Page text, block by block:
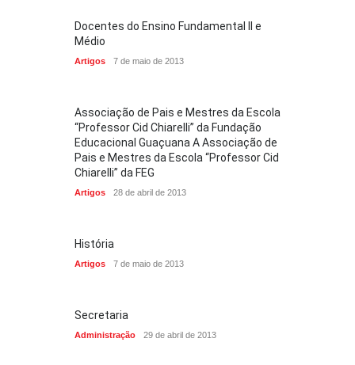
Docentes do Ensino Fundamental II e
Médio
Artigos 7 de maio de 2013
Associação de Pais e Mestres da Escola
“Professor Cid Chiarelli” da Fundação
Educacional Guaçuana A Associação de
Pais e Mestres da Escola “Professor Cid
Chiarelli” da FEG
Artigos 28 de abril de 2013
História
Artigos 7 de maio de 2013
Secretaria
Administração 29 de abril de 2013